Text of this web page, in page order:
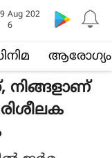
ആരോഗ്യം
Aug 202
6
നിങ്ങളാണ്